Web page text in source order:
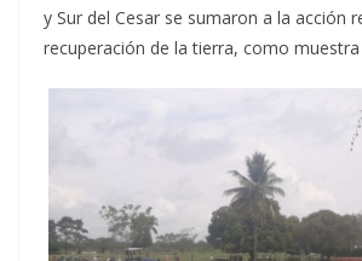
y Sur del Cesar se sumaron a la acción
recuperación de la tierra, como